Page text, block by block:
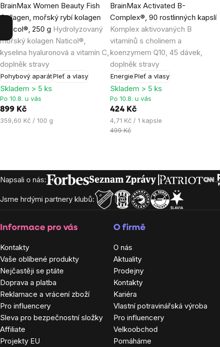
BrainMax Women Beauty Fish
Collagen, mořský rybí kolagen
Naticol®, 250 g Hydrolyzovaný
mořský kolagen Naticol®,
kyselina hyaluronová a vitamín C,
doplněk stravy
Pohybový aparátPleť a vlasy
hodnocení
produktu
4,9
z
5
hvězdiček.
Skladem > 5 ks
Po 10.8. u vás
899 Kč
Měrná
359,60 Kč / 100 g
BrainMax Activated B-
Complex®, 90 rostlinných kapslí
Komplex aktivovaných B
vitamínů s cholinem a
koenzymem Q10, 45 dávek,
doplněk stravy
Energie Pleť a vlasy
hodnocení
produktu
je
5,0
z
5
hvězdiček.
Skladem > 5 ks
Po 10.8. u vás
424 Kč
Měrná
cena:
4,71 Kč / 1 kapsle
499 Kč
Zápatí
Napsali o nás:
Jsme hrdými partnery klubů:
Informace pro vás
Kontakty
Vaše oblíbené produkty
Nejčastěji se ptáte
Doprava a platba
Reklamace a vrácení zboží
Pro influencery
Sleva pro bezpečnostní složky
Affiliate
Projekty EU
O firmě
O nás
Aktuality
Prodejny
Kontakty
Kariéra
Vlastní potravinářská výroba
Pro influencery
Velkoobchod
Pomáháme